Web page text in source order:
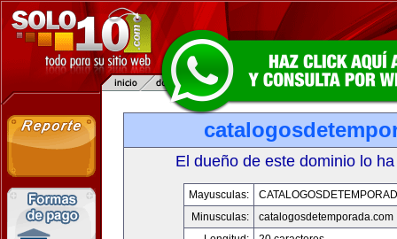
El dueño de este dominio lo
Mayusculas:
Minusculas:
catalogosdetemporada.com